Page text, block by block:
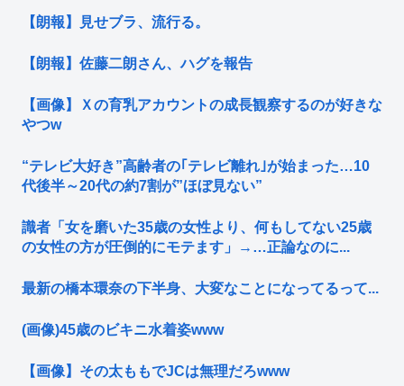
【朗報】見せブラ、流行る。
【朗報】佐藤二朗さん、ハグを報告
【画像】Ｘの育乳アカウントの成長観察するのが好きな
やつw
“テレビ大好き”高齢者の｢テレビ離れ｣が始まった…10
代後半～20代の約7割が”ほぼ見ない”
識者「女を磨いた35歳の女性より、何もしてない25歳
の女性の方が圧倒的にモテます」→…正論なのに...
最新の橋本環奈の下半身、大変なことになってるって...
(画像)45歳のビキニ水着姿www
【画像】その太ももでJCは無理だろwww